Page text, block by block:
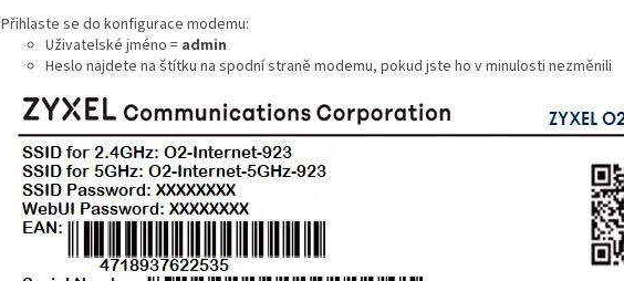
Přihlaste se do konfigurace modemu:
Uživatelské jméno = admin
Heslo najdete na štítku na spodní straně modemu, pokud jste ho v minulosti nezměnili